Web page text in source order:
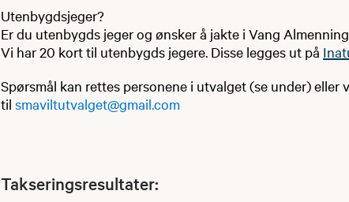
Utenbygdsjeger?
Er du utenbygds jeger og ønsker å jakte i Vang
Vi har 20 kort til utenbygds jegere. Disse legges ut på
Spørsmål kan rettes personene i utvalget (se under) eller
til smaviltutvalget@gmail.com
Takseringsresultater: